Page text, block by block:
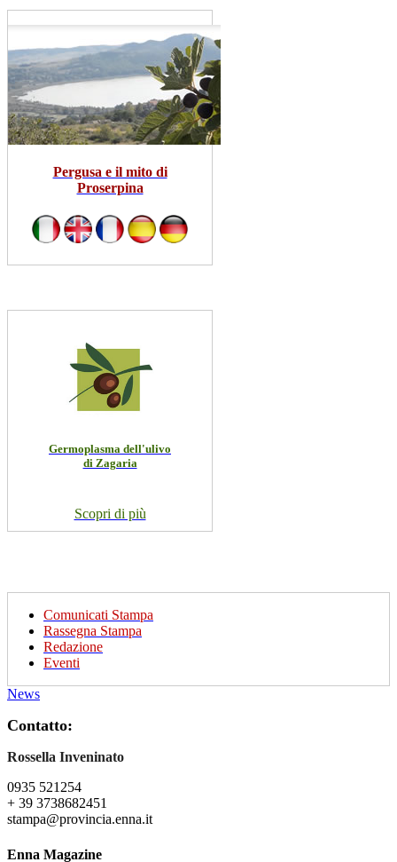
Pergusa e il mito di
Proserpina
Germoplasma dell'ulivo
di Zagaria
Scopri di più
Comunicati Stampa
Rassegna Stampa
Redazione
Eventi
News
Contatto:
Rossella Inveninato
0935 521254
+ 39 3738682451
stampa@provincia.enna.it
Enna Magazine